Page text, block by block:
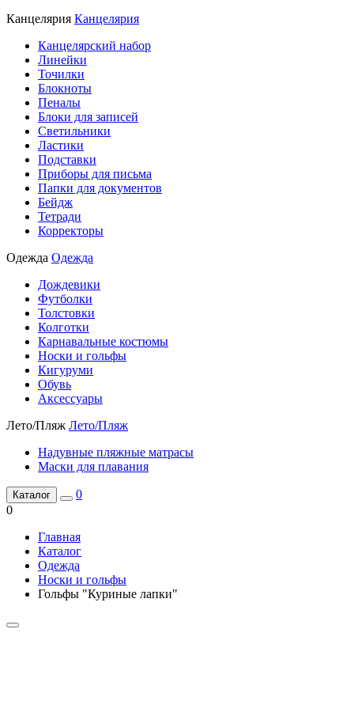
Канцелярия Канцелярия
Канцелярский набор
Линейки
Точилки
Блокноты
Пеналы
Блоки для записей
Светильники
Ластики
Подставки
Приборы для письма
Папки для документов
Бейдж
Тетради
Корректоры
Одежда Одежда
Дождевики
Футболки
Толстовки
Колготки
Карнавальные костюмы
Носки и гольфы
Кигуруми
Обувь
Аксессуары
Лето/Пляж Лето/Пляж
Надувные пляжные матрасы
Маски для плавания
Каталог
0
0
Главная
Каталог
Одежда
Носки и гольфы
Гольфы "Куриные лапки"